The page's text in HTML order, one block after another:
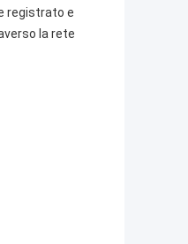
registrato e
la rete